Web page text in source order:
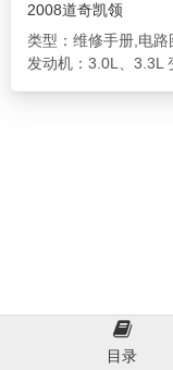
2008道奇凯领
类型：维修手册,电路
发动机：3.0L、3.3L
目录